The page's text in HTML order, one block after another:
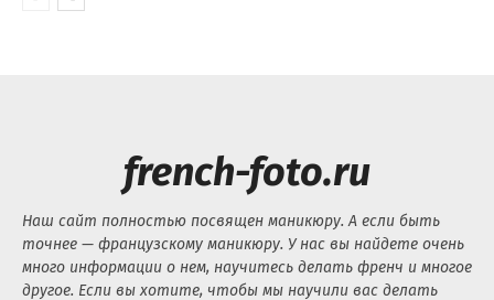
french-foto.ru
Наш сайт полностью посвящен маникюру. А если быть
точнее — французскому маникюру. У нас вы найдете очень
много информации о нем, научитесь делать френч и многое
другое. Если вы хотите, чтобы мы научили вас делать